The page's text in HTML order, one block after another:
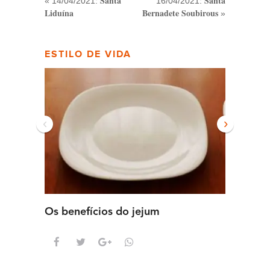
Liduína
Bernadete Soubirous »
ESTILO DE VIDA
Os benefícios do jejum
‹ ›